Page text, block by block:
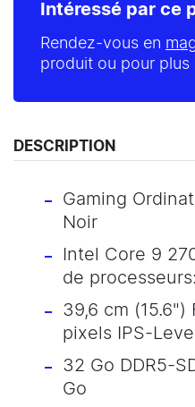
Intéressé par ce
Rendez-vous en
produit ou pour plus
DESCRIPTION
Gaming
Noir
Intel Core 9
de
39,6 cm (15.6")
pixels IPS-Level
32 Go DDR5-
Go